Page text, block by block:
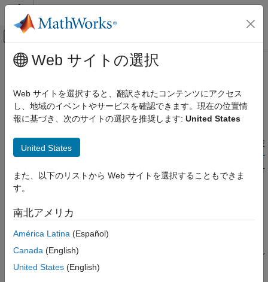
コンテンツへスキップ
オフキャンバス ナビゲーション メ
ドキュメンテーションのホーム
ソフトウェア開発
ソース管理
Git ソース管理の設定
バイナリ ファイルの Git への登録
コミットへの署名の有効化
設定
Git 資格情報の管理
Git LFS を使用するための Git の設定
メインコンテンツ
Git ソース管理の設定
次を置き換え:
MATLAB
で Git™ ソース管理を使用すると、ファイルを管理し
ると、ファイルの変更を追跡して、後で特定のバージョンを再表
示できます。詳細については、
MATLAB での Git を使用したロー
を
参照してください。
Git を使用する前に、次の手順に従って MATLAB 用に設定しま
す。
バイナリ ファイルを Git に登録する。詳細については、
バイ
ナリ ファイルの Git への登録
Web サイトの選択
Web サイトを選択すると、翻訳されたコンテンツにアクセス
し、地域のイベントやサービスを確認できます。現在の位置情
報に基づき、次のサイトの選択を推奨します: United States
United States
また、以下のリストから Web サイトを選択することもできま
す。
南北アメリカ
América Latina (Español)
Canada (English)
United States (English)